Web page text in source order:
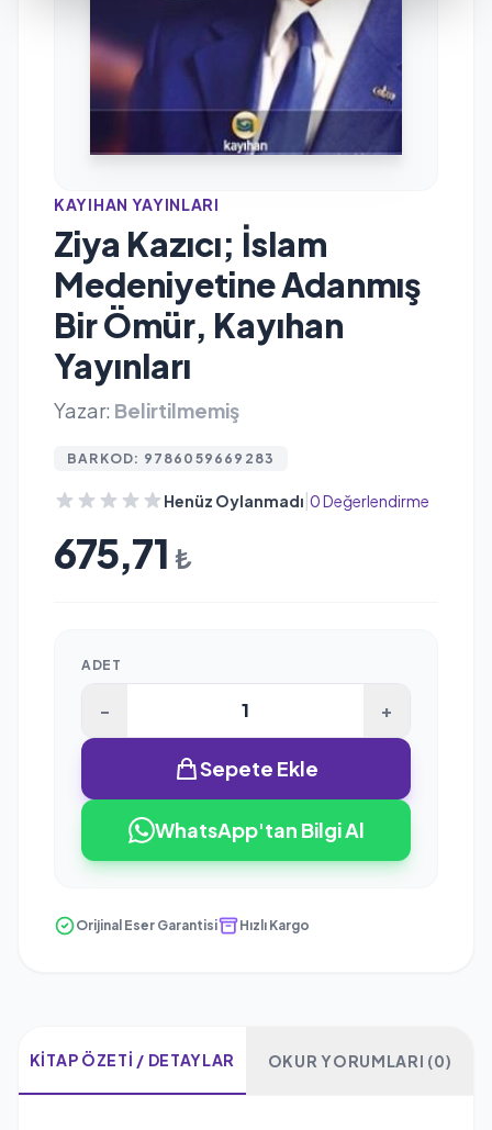
KAYIHAN YAYINLARI
Ziya Kazıcı; İslam
Medeniyetine Adanmış
Bir Ömür, Kayıhan
Yayınları
Yazar: Belirtilmemiş
BARKOD: 9786059669283
Henüz Oylanmadı|0 Değerlendirme
675,71 ₺
ADET
- +
Sepete Ekle
WhatsApp'tan Bilgi Al
Orijinal Eser Garantisi Hızlı Kargo
KITAP ÖZETI / DETAYLAR OKUR YORUMLARI (0)